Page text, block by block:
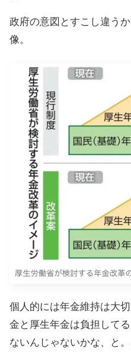
政府の意図とすこし違う
像。
個人的には年金維持は大
金と厚生年金は負担して
ないんじゃないかな、と。